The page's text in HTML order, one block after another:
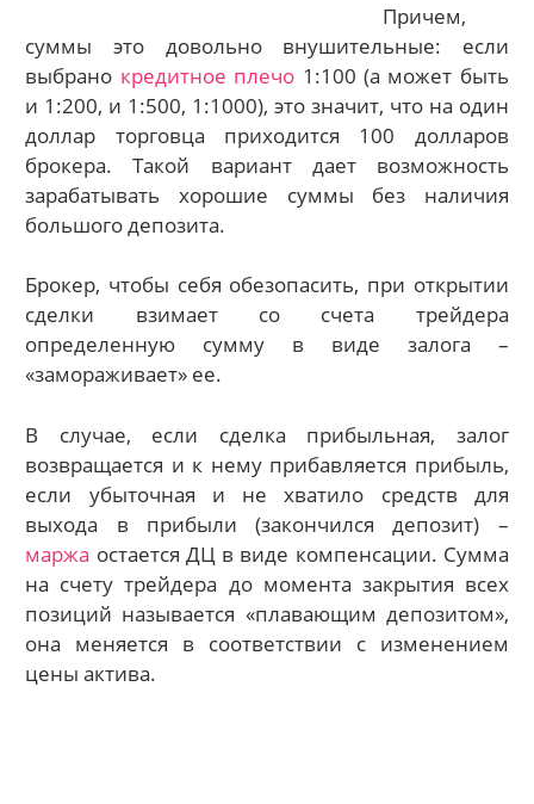
Причем,
суммы это довольно внушительные: если
выбрано кредитное плечо 1:100 (а может быть
и 1:200, и 1:500, 1:1000), это значит, что на один
доллар торговца приходится 100 долларов
брокера. Такой вариант дает возможность
зарабатывать хорошие суммы без наличия
большого депозита.
Брокер, чтобы себя обезопасить, при открытии
сделки взимает со счета трейдера
определенную сумму в виде залога –
«замораживает» ее.
В случае, если сделка прибыльная, залог
возвращается и к нему прибавляется прибыль,
если убыточная и не хватило средств для
выхода в прибыли (закончился депозит) –
маржа остается ДЦ в виде компенсации. Сумма
на счету трейдера до момента закрытия всех
позиций называется «плавающим депозитом»,
она меняется в соответствии с изменением
цены актива.